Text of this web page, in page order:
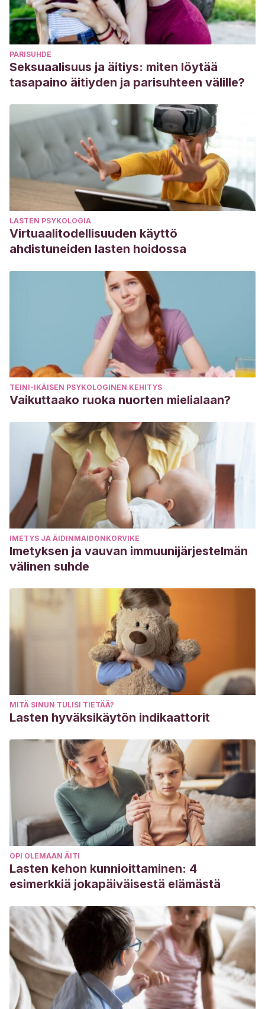
PARISUHDE
Seksuaalisuus ja äitiys: miten löytää
tasapaino äitiyden ja parisuhteen välille?
LASTEN PSYKOLOGIA
Virtuaalitodellisuuden käyttö
ahdistuneiden lasten hoidossa
TEINI-IKÄISEN PSYKOLOGINEN KEHITYS
Vaikuttaako ruoka nuorten mielialaan?
IMETYS JA ÄIDINMAIDONKORVIKE
Imetyksen ja vauvan immuunijärjestelmän
välinen suhde
MITÄ SINUN TULISI TIETÄÄ?
Lasten hyväksikäytön indikaattorit
OPI OLEMAAN ÄITI
Lasten kehon kunnioittaminen: 4
esimerkkiä jokapäiväisestä elämästä